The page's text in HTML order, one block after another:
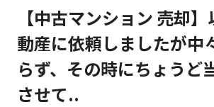
【中古マンション 売却
動産に依頼しましたが中
らず、その時にちょうど
させて..